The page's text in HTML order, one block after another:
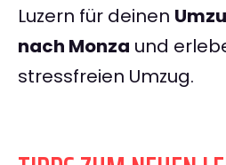
Luzern für deinen
nach Monza und
stressfreien Umzug.